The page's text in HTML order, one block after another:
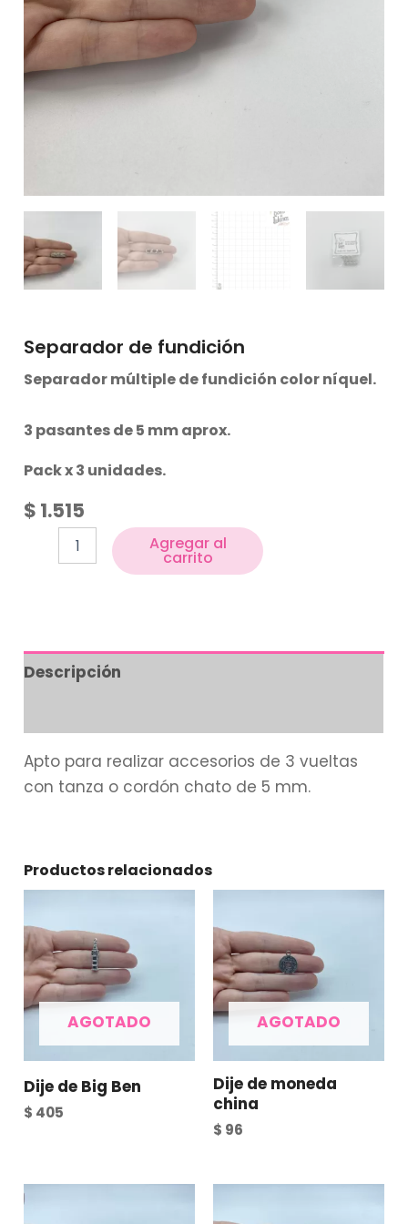
Separador de fundición
Separador múltiple de fundición color níquel.
3 pasantes de 5 mm aprox.
Pack x 3 unidades.
$ 1.515
Agregar al
carrito
Descripción
Apto para realizar accesorios de 3 vueltas
con tanza o cordón chato de 5 mm.
Productos relacionados
AGOTADO
Dije de Big Ben
$ 405
AGOTADO
Dije de moneda
china
$ 96